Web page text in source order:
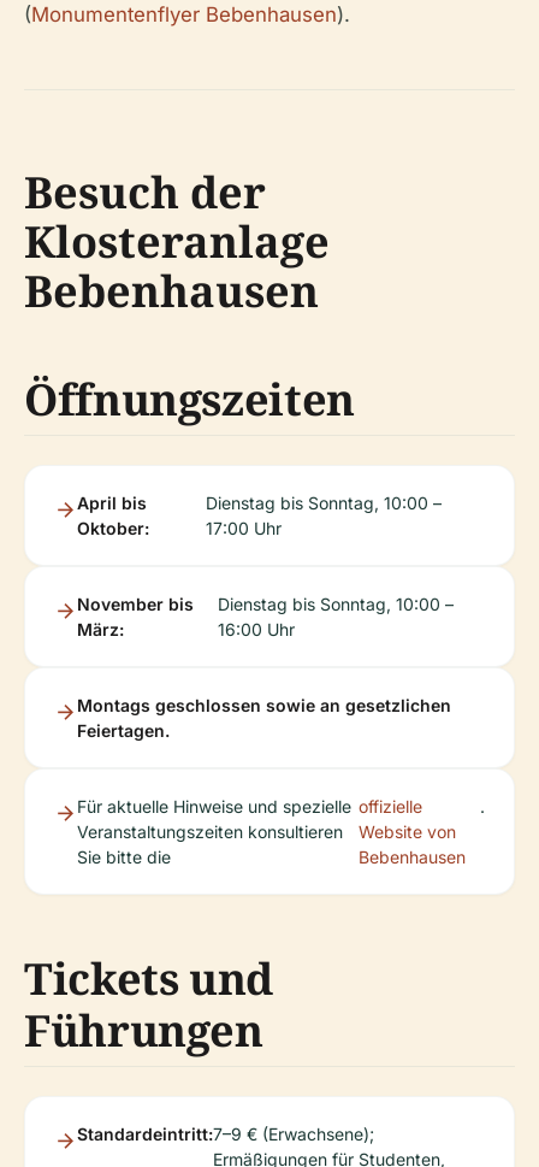
(Monumentenflyer Bebenhausen).
Besuch der
Klosteranlage
Bebenhausen
Öffnungszeiten
April bis
Oktober:
Dienstag bis Sonntag, 10:00 –
17:00 Uhr
November bis
März:
Dienstag bis Sonntag, 10:00 –
16:00 Uhr
Montags geschlossen sowie an gesetzlichen
Feiertagen.
Für aktuelle Hinweise und spezielle
Veranstaltungszeiten konsultieren
Sie bitte die
offizielle
Website von
Bebenhausen
.
Tickets und
Führungen
Standardeintritt:7–9 € (Erwachsene);
Ermäßigungen für Studenten,